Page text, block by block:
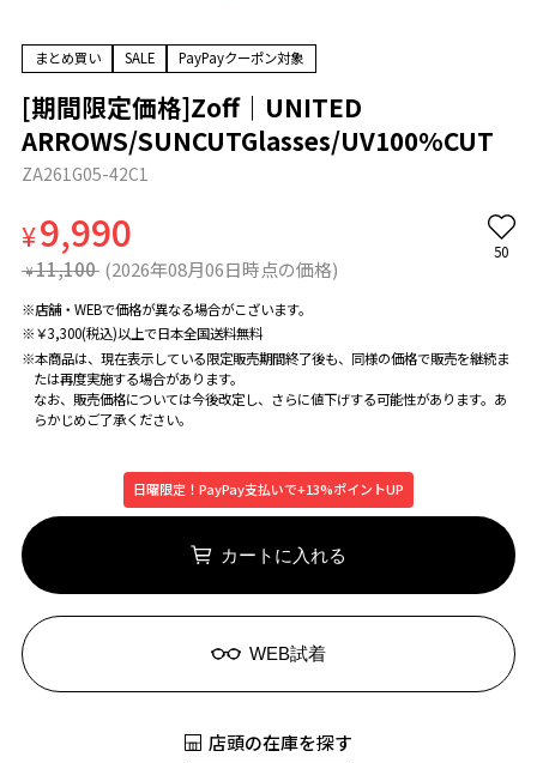
まとめ買い SALE PayPayクーポン対象
[期間限定価格]Zoff｜UNITED
ARROWS/SUNCUTGlasses/UV100%CUT
ZA261G05-42C1
¥9,990
¥ 11,100 (2026年08月06日時点の価格)
50
※店舗・WEBで価格が異なる場合がこざいます。
※￥3,300(税込)以上で日本全国送料無料
※本商品は、現在表示している限定販売期間終了後も、同様の価格で販売を継続ま
たは再度実施する場合があります。
なお、販売価格については今後改定し、さらに値下げする可能性があります。あ
らかじめご了承ください。
日曜限定！PayPay支払いで+13%ポイントUP
カートに入れる
WEB試着
店頭の在庫を探す